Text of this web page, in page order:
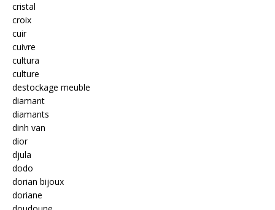
cristal
croix
cuir
cuivre
cultura
culture
destockage meuble
diamant
diamants
dinh van
dior
djula
dodo
dorian bijoux
doriane